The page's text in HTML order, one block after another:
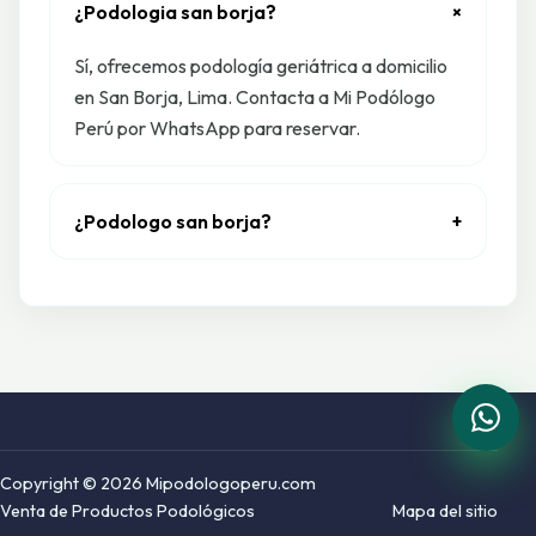
¿Podologia san borja? +
Sí, ofrecemos podología geriátrica a domicilio
en San Borja, Lima. Contacta a Mi Podólogo
Perú por WhatsApp para reservar.
¿Podologo san borja? +
Copyright © 2026 Mipodologoperu.com
Venta de Productos Podológicos
Mapa del sitio